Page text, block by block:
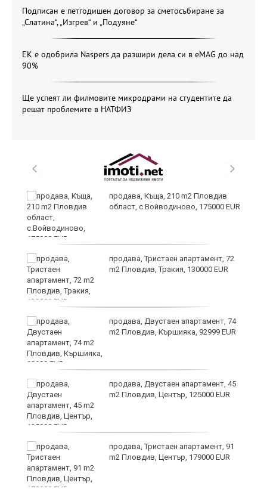
Подписан е петгодишен договор за сметосъбиране за
„Слатина“, „Изгрев“ и „Подуяне“
ЕК е одобрила Naspers да разшири дела си в eMAG до над
90%
Ще успеят ли филмовите микродрами на студентите да
решат проблемите в НАТФИЗ
продава, Къща, 210 m2 Пловдив
област, с.Войводиново, 175000 EUR
продава, Тристаен апартамент, 72
m2 Пловдив, Тракия, 130000 EUR
продава, Двустаен апартамент, 74
m2 Пловдив, Кършияка, 92999 EUR
продава, Двустаен апартамент, 45
m2 Пловдив, Център, 125000 EUR
продава, Тристаен апартамент, 91
m2 Пловдив, Център, 179000 EUR